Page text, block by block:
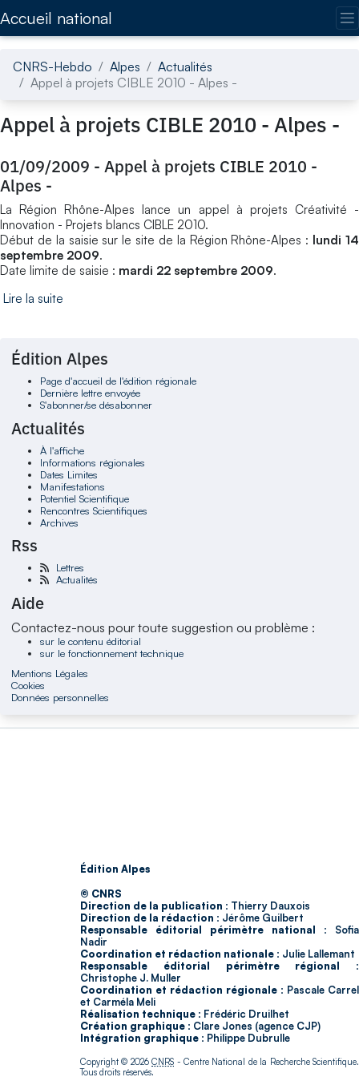
Accueil national
CNRS-Hebdo Alpes
Actualités
Appel à projets CIBLE 2010 - Alpes -
Appel à projets CIBLE 2010 - Alpes -
01/09/2009 - Appel à projets CIBLE 2010 -
Alpes -
La Région Rhône-Alpes lance un appel à projets Créativité -
Innovation - Projets blancs CIBLE 2010.
Début de la saisie sur le site de la Région Rhône-Alpes : lundi 14
septembre 2009.
Date limite de saisie : mardi 22 septembre 2009.
Lire la suite
Édition Alpes
Page d'accueil de l'édition régionale
Dernière lettre envoyée
S'abonner/se désabonner
Actualités
À l'affiche
Informations régionales
Dates Limites
Manifestations
Potentiel Scientifique
Rencontres Scientifiques
Archives
Rss
Lettres
Actualités
Aide
Contactez-nous pour toute suggestion ou problème :
sur le contenu éditorial
sur le fonctionnement technique
Mentions Légales
Cookies
Données personnelles
Édition Alpes
© CNRS
Direction de la publication : Thierry Dauxois
Direction de la rédaction : Jérôme Guilbert
Responsable éditorial périmètre national : Sofia
Nadir
Coordination et rédaction nationale : Julie Lallemant
Responsable éditorial périmètre régional :
Christophe J. Muller
Coordination et rédaction régionale : Pascale Carrel
et Carméla Meli
Réalisation technique : Frédéric Druilhet
Création graphique : Clare Jones (agence CJP)
Intégration graphique : Philippe Dubrulle
Copyright © 2026CNRS - Centre National de la Recherche Scientifique.
Tous droits réservés.